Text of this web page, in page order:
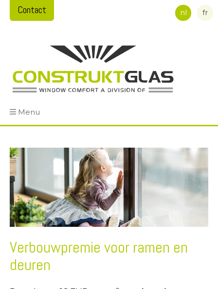
Contact nl fr
Menu
Verbouwpremie voor ramen en
deuren